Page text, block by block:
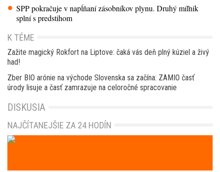
SPP pokračuje v napĺňaní zásobníkov plynu. Druhý míľnik
splní s predstihom
K TÉME
Zažite magický Rokfort na Liptove: čaká vás deň plný kúziel a živý
had!
Zber BIO arónie na východe Slovenska sa začína: ZAMIO časť
úrody lisuje a časť zamrazuje na celoročné spracovanie
DISKUSIA
NAJČÍTANEJŠIE ZA 24 HODÍN